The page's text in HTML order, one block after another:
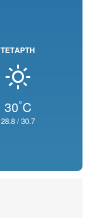
ΤΕΤΑΡΤΗ
30°C
28.8/30.7